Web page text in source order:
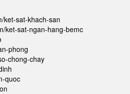
ket-sat-khach-san
ket-sat-ngan-hang-bemc
phong
chong-chay
quoc